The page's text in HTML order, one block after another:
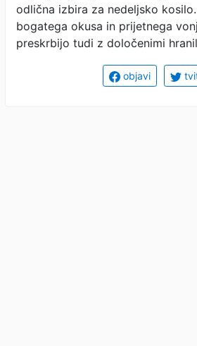
odlična izbira za nedeljsko
bogatega okusa in prijetnega
preskrbijo tudi z določenimi
objavi